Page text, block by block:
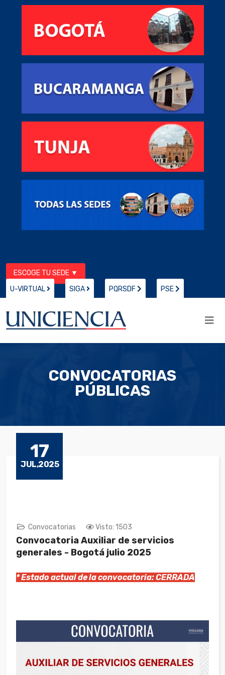
ESCOGE TU SEDE ▼
U-VIRTUAL
SIGA PQRSDF PSE
CONVOCATORIAS
PÚBLICAS
17
JUL,2025
Convocatorias Visto: 1503
Convocatoria Auxiliar de servicios
generales - Bogotá julio 2025
* Estado actual de la convocatoria: CERRADA